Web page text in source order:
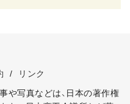
/
リンク
や写真などは、日本の著作権